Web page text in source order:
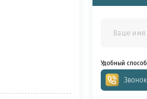
Удобный
Звонок